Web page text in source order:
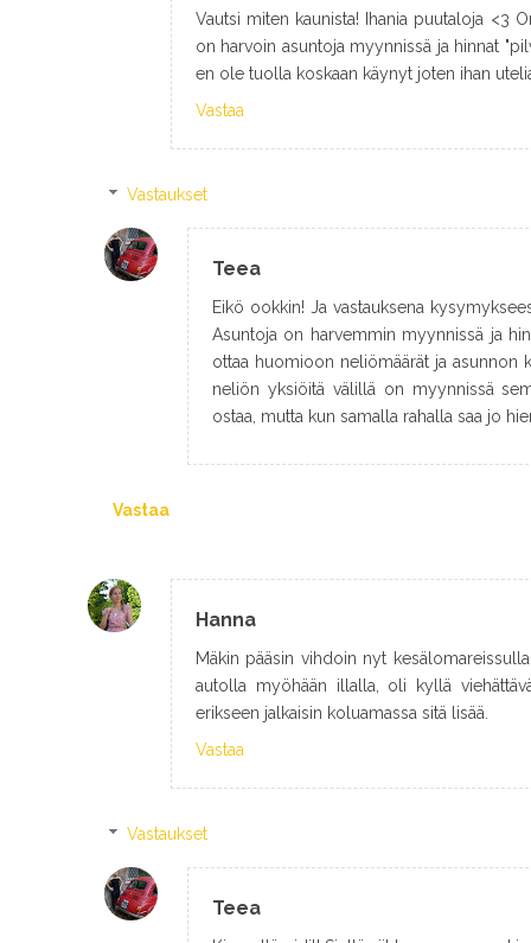
Vautsi miten kaunista! Ihania puutaloja <3
on harvoin asuntoja myynnissä ja hinnat
en ole tuolla koskaan käynyt joten ihan
Vastaa
Vastaukset
Teea
Eikö ookkin! Ja vastauksena
Asuntoja on harvemmin myynnissä ja
ottaa huomioon neliömäärät ja asunnon
neliön yksiöitä välillä on myynnissä
ostaa, mutta kun samalla rahalla saa jo
Vastaa
Hanna
Mäkin pääsin vihdoin nyt
autolla myöhään illalla, oli kyllä
erikseen jalkaisin koluamassa sitä lisää.
Vastaa
Vastaukset
Teea